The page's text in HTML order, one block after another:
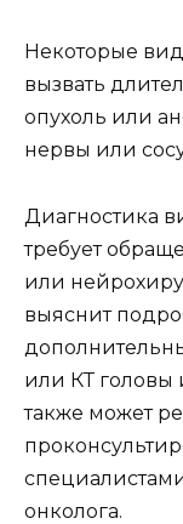
Некоторые
вызвать
опухоль или
нервы или
Диагностика
требует
или
выяснит
или КТ головы
также может
онколога.